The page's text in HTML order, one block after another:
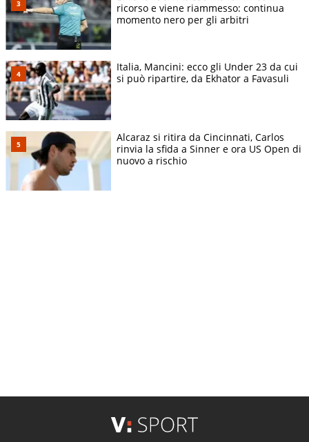
ricorso e viene riammesso: continua
momento nero per gli arbitri
Italia, Mancini: ecco gli Under 23 da cui
si può ripartire, da Ekhator a Favasuli
Alcaraz si ritira da Cincinnati, Carlos
rinvia la sfida a Sinner e ora US Open di
nuovo a rischio